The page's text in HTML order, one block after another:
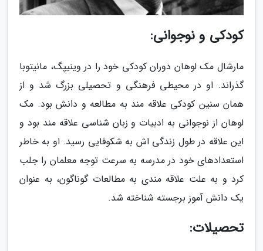
کودکی و نوجوانی:
مارشال مک لوهان دوران کودکی خود را در وینیپگ، مانیتوبا
گذراند. او در محیطی فرهنگی و تحصیلی بزرگ شد و از
همان سنین کودکی علاقه مند به مطالعه و دانش بود. مک
لوهان از نوجوانی به ادبیات و زبان شناسی علاقه مند بود و
این علاقه در طول زندگی اش به شکوفایی رسید. او به خاطر
استعدادهای خود در مدرسه به سرعت توجه معلمان را جلب
کرد و به علت علاقه مندی به مطالعات گوناگون، به عنوان
یک دانش آموز برجسته شناخته شد.
تحصیلات: